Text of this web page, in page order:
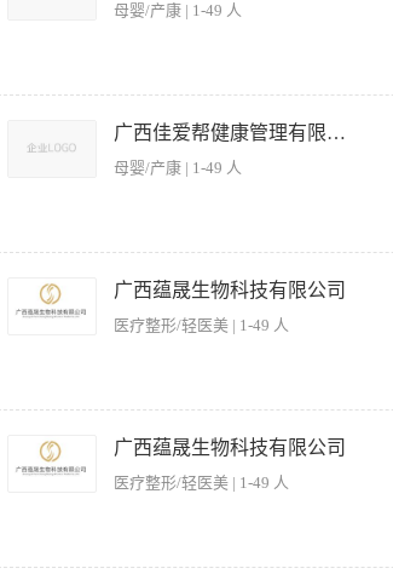
母婴/产康 | 1-49 人
合作能力强，能承受一定的压力; 6、能适应长期出差。 【
广西佳爱帮健康管理有限公司
母婴/产康 | 1-49 人
合作能力强，能承受一定的压力; 6、能适应长期出差。 【
广西蕴晟生物科技有限公司
医疗整形/轻医美 | 1-49 人
力皮肤好，反应灵敏、口齿伶俐、身体健康。 5、踏实、稳
成不设上限，目前高美导月提成可达3万
广西蕴晟生物科技有限公司
医疗整形/轻医美 | 1-49 人